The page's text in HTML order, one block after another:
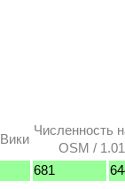
Вики
Численность
OSM /
681